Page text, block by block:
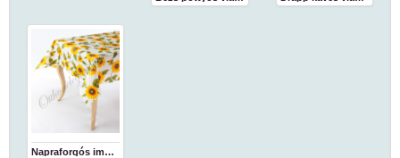
Napraforgós impregnált abrosz